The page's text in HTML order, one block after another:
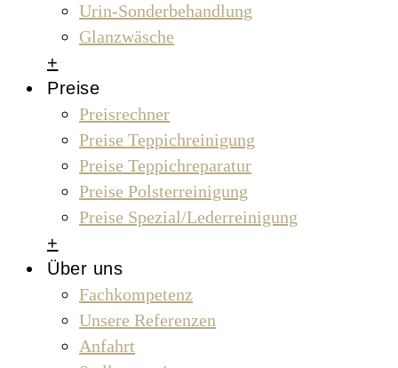
Urin-Sonderbehandlung
Glanzwäsche
+
Preise
Preisrechner
Preise Teppichreinigung
Preise Teppichreparatur
Preise Polsterreinigung
Preise Spezial/Lederreinigung
+
Über uns
Fachkompetenz
Unsere Referenzen
Anfahrt